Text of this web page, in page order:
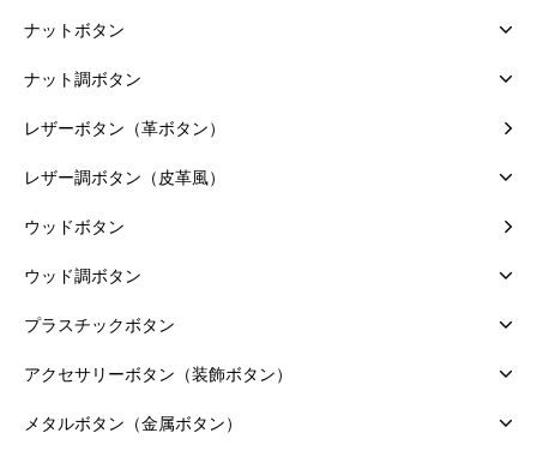
ナットボタン
ナット調ボタン
レザーボタン（革ボタン）
レザー調ボタン（皮革風）
ウッドボタン
ウッド調ボタン
プラスチックボタン
アクセサリーボタン（装飾ボタン）
メタルボタン（金属ボタン）